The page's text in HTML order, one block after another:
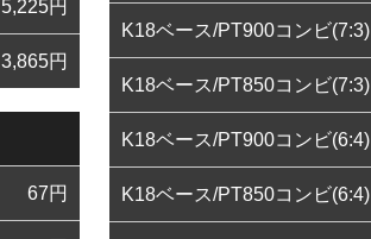
5,225円
3,865円
67円
K18ベース/PT900コンビ(7:3)
K18ベース/PT850コンビ(7:3)
K18ベース/PT900コンビ(6:4)
K18ベース/PT850コンビ(6:4)